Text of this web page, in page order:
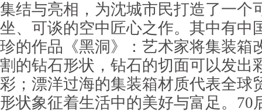
集结与亮相，为沈城市民打造了一个
坐、可谈的空中匠心之作。其中有中
珍的作品《黑洞》：艺术家将集装箱
割的钻石形状，钻石的切面可以发出
彩；漂洋过海的集装箱材质代表全球
形状象征着生活中的美好与富足。70